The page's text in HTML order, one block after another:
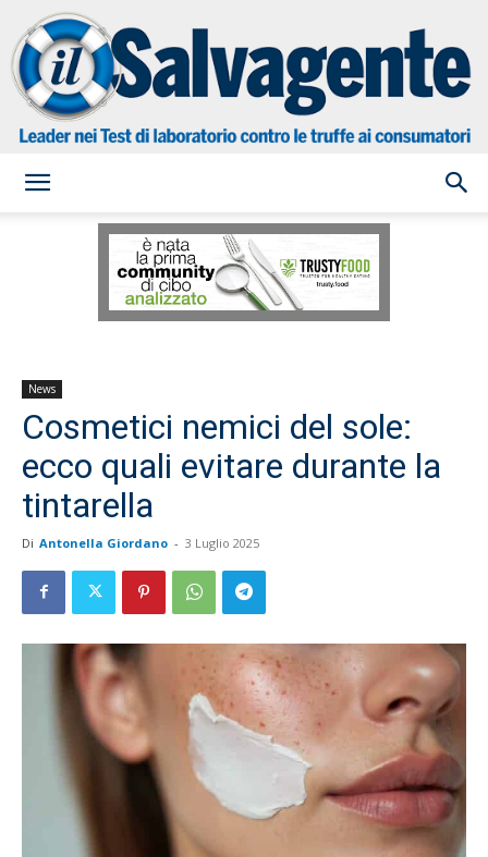
Salvagente
News
Cosmetici nemici del sole:
ecco quali evitare durante la
tintarella
Di Antonella Giordano - 3 Luglio 2025